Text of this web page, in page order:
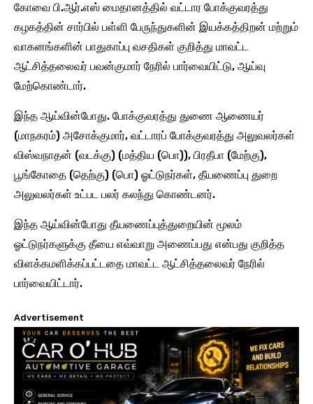
கோவை பி.ஆர்.எஸ் மைதானத்தில் வட்டார போக்குவரத்து
கழகத்தின் சார்பில் பள்ளி பேருந்துகளின் இயக்கத்திறன் மற்றும்
வாகனங்களின் பாதுகாப்பு வசதிகள் குறித்து மாவட்ட
ஆட்சித்தலைவர் பவன்குமார் நேரில் பார்வையிட்டு, ஆய்வு
மேற்கொண்டார்.
இந்த ஆய்வின்போது. போக்குவரத்து துணை ஆணையர்
(மாநகரம்) அசோக்குமார், வட்டாரப் போக்குவரத்து அலுவலர்கள்
விஸ்வநாதன் (வடக்கு) (மத்திய (பொ)), பிரதீபா (மேற்கு),
பூங்கோதை (தெற்கு) (பொ) ஓட்டுநர்கள், தீயணைப்பு துறை
அலுவலர்கள் உட்பட பலர் கலந்து கொண்டனர்.
இந்த ஆய்வின்போது தீயணைப்புத்துறையின் மூலம்
ஓட்டுநர்களுக்கு தீயை எவ்வாறு அணைப்பது என்பது குறித்த
விளக்கமளிக்கப்பட்டதை மாவட்ட ஆட்சித்தலைவர் நேரில்
பார்வையிட்டார்.
Advertisement